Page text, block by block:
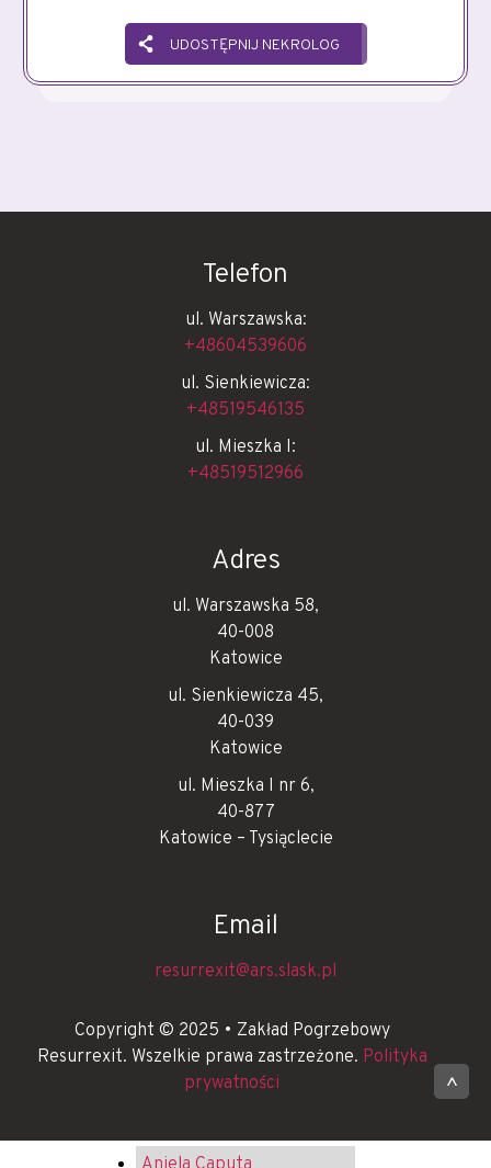
UDOSTĘPNIJ NEKROLOG
Telefon
ul. Warszawska:
+48604539606
ul. Sienkiewicza:
+48519546135
ul. Mieszka I:
+48519512966
Adres
ul. Warszawska 58,
40-008
Katowice
ul. Sienkiewicza 45,
40-039
Katowice
ul. Mieszka I nr 6,
40-877
Katowice – Tysiąclecie
Email
resurrexit@ars.slask.pl
Copyright © 2025 • Zakład Pogrzebowy
Resurrexit. Wszelkie prawa zastrzeżone. Polityka
prywatności
^